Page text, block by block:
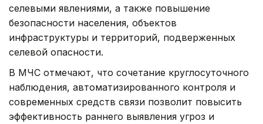
селевыми явлениями, а также повышение
безопасности населения, объектов
инфраструктуры и территорий, подверженных
селевой опасности.
В МЧС отмечают, что сочетание круглосуточного
наблюдения, автоматизированного контроля и
современных средств связи позволит повысить
эффективность раннего выявления угроз и